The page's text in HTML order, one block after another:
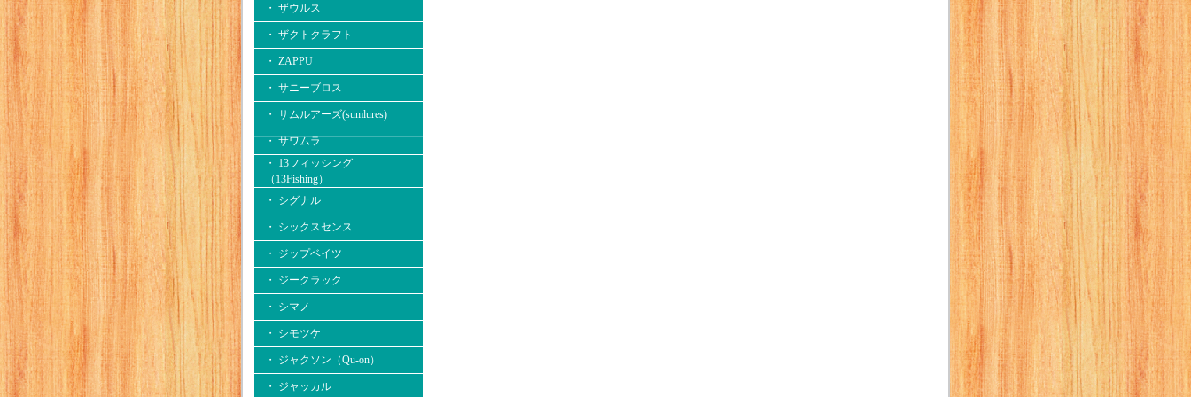
・ ザウルス
・ ザクトクラフト
・ ZAPPU
・ サニーブロス
・ サムルアーズ(sumlures)
・ サワムラ
・ 13フィッシング
（13Fishing）
・ シグナル
・ シックスセンス
・ ジップベイツ
・ ジークラック
・ シマノ
・ シモツケ
・ ジャクソン（Qu-on）
・ ジャッカル